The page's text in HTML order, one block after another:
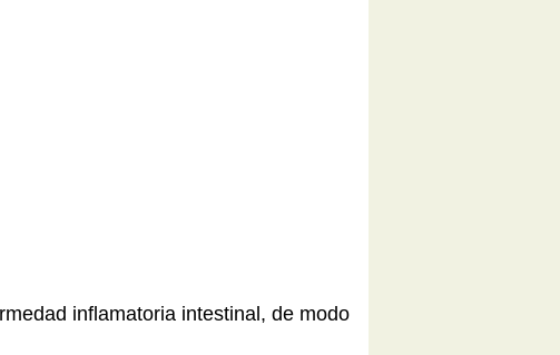
inflamatoria intestinal, de modo